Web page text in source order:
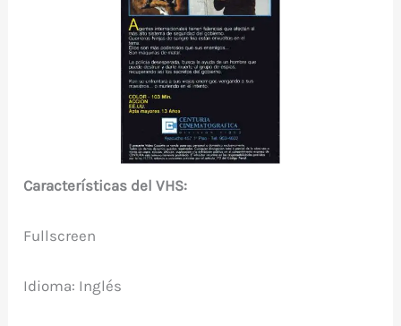
Características del VHS:
Fullscreen
Idioma: Inglés